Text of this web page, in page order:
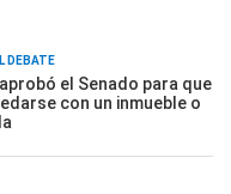
DEBATE
el Senado para que
con un inmueble o